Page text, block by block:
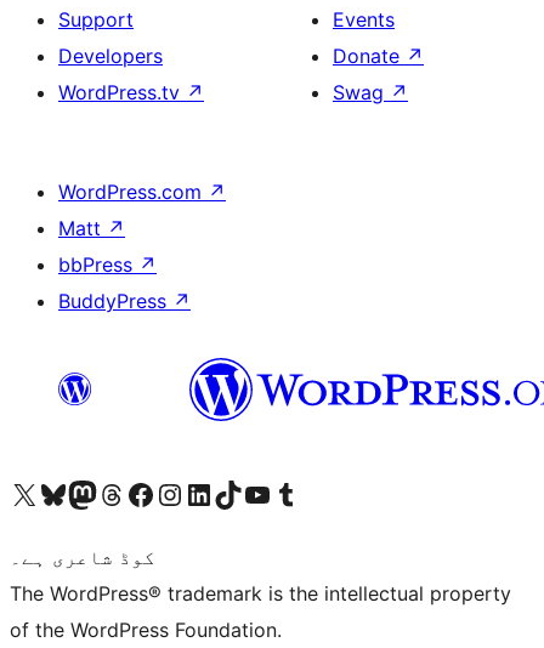
Support
Developers
WordPress.tv ↗
Events
Donate ↗
Swag ↗
WordPress.com ↗
Matt ↗
bbPress ↗
BuddyPress ↗
Visit our X (formerly Twitter) account
ہمارے بلیواسکائی اکاؤنٹ پر جائیں
Visit our Mastodon account
ہمارے ٹھریڈز اکاؤنٹ پر جائیں
Visit our Facebook page
Visit our Instagram account
Visit our LinkedIn account
ہمارے ٹک ٹاک اکاؤنٹ پر جائیں
Visit our YouTube channel
ہمارے ٹمبلر اکاؤنٹ پر جائیں
کوڈ شاعری ہے۔
The WordPress® trademark is the intellectual property
of the WordPress Foundation.